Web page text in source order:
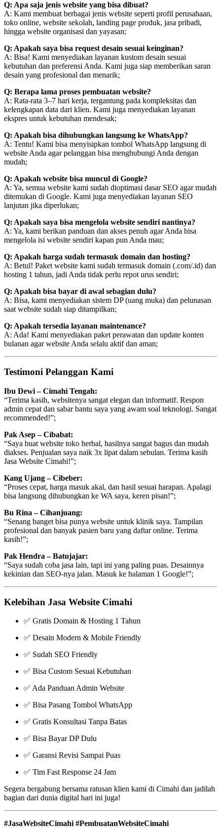
Q: Apa saja jenis website yang bisa dibuat?
A: Kami membuat berbagai jenis website seperti profil perusahaan,
toko online, website sekolah, landing page produk, jasa pribadi,
hingga website organisasi dan yayasan;
Q: Apakah saya bisa request desain sesuai keinginan?
A: Bisa! Kami menyediakan layanan kustom desain sesuai
kebutuhan dan preferensi Anda. Kami juga siap memberikan saran
desain yang profesional dan menarik;
Q: Berapa lama proses pembuatan website?
A: Rata-rata 3–7 hari kerja, tergantung pada kompleksitas dan
kelengkapan data dari klien. Kami juga menyediakan layanan
ekspres untuk kebutuhan mendesak;
Q: Apakah bisa dihubungkan langsung ke WhatsApp?
A: Tentu! Kami bisa menyisipkan tombol WhatsApp langsung di
website Anda agar pelanggan bisa menghubungi Anda dengan
mudah;
Q: Apakah website bisa muncul di Google?
A: Ya, semua website kami sudah dioptimasi dasar SEO agar mudah
ditemukan di Google. Kami juga menyediakan layanan SEO
lanjutan jika diperlukan;
Q: Apakah saya bisa mengelola website sendiri nantinya?
A: Ya, kami berikan panduan dan akses penuh agar Anda bisa
mengelola isi website sendiri kapan pun Anda mau;
Q: Apakah harga sudah termasuk domain dan hosting?
A: Betul! Paket website kami sudah termasuk domain (.com/.id) dan
hosting 1 tahun, jadi Anda tidak perlu repot urus sendiri;
Q: Apakah bisa bayar di awal sebagian dulu?
A: Bisa, kami menyediakan sistem DP (uang muka) dan pelunasan
saat website sudah siap ditampilkan;
Q: Apakah tersedia layanan maintenance?
A: Ada! Kami menyediakan paket perawatan dan update konten
bulanan agar website Anda selalu aktif dan aman;
Testimoni Pelanggan Kami
Ibu Dewi – Cimahi Tengah:
“Terima kasih, websitenya sangat elegan dan informatif. Respon
admin cepat dan sabar bantu saya yang awam soal teknologi. Sangat
recommended!”;
Pak Asep – Cibabat:
“Saya buat website toko herbal, hasilnya sangat bagus dan mudah
diakses. Penjualan saya naik 3x lipat dalam sebulan. Terima kasih
Jasa Website Cimahi!”;
Kang Ujang – Cibeber:
“Proses cepat, harga masuk akal, dan hasil sesuai harapan. Apalagi
bisa langsung dihubungkan ke WA saya, keren pisan!”;
Bu Rina – Cihanjuang:
“Senang banget bisa punya website untuk klinik saya. Tampilan
profesional dan banyak pasien baru yang daftar online. Terima
kasih!”;
Pak Hendra – Batujajar:
“Saya sudah coba jasa lain, tapi ini yang paling puas. Desainnya
kekinian dan SEO-nya jalan. Masuk ke halaman 1 Google!”;
Kelebihan Jasa Website Cimahi
✅ Gratis Domain & Hosting 1 Tahun
✅ Desain Modern & Mobile Friendly
✅ Sudah SEO Friendly
✅ Bisa Custom Sesuai Kebutuhan
✅ Ada Panduan Admin Website
✅ Bisa Pasang Tombol WhatsApp
✅ Gratis Konsultasi Tanpa Batas
✅ Bisa Bayar DP Dulu
✅ Garansi Revisi Sampai Puas
✅ Tim Fast Response 24 Jam
Segera bergabung bersama ratusan klien kami di Cimahi dan jadilah
bagian dari dunia digital hari ini juga!
#JasaWebsiteCimahi #PembuatanWebsiteCimahi